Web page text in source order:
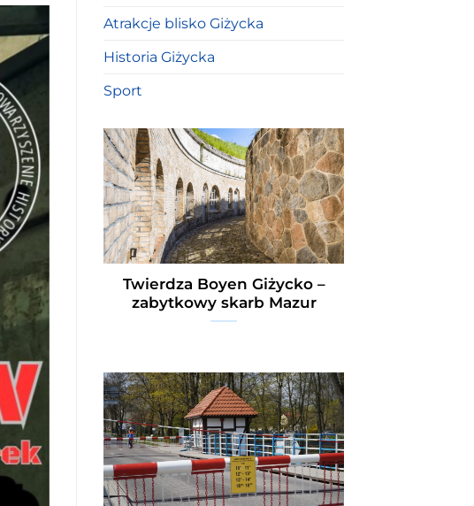
Atrakcje blisko Giżycka
Historia Giżycka
Sport
Twierdza Boyen Giżycko –
zabytkowy skarb Mazur